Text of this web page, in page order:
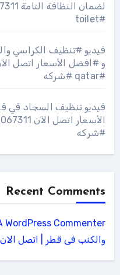
#toilet
فيديو #تنظيف الكراسي
#qatar #شركه
فيديو تنظيف السجاد في
#شركه
Recent Comments
WordPress Commenter
والكنب فى قطر | اتصل الان 70067311